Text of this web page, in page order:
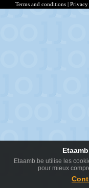
Terms and conditions |
Etaamb.be utilise les
pour mieux